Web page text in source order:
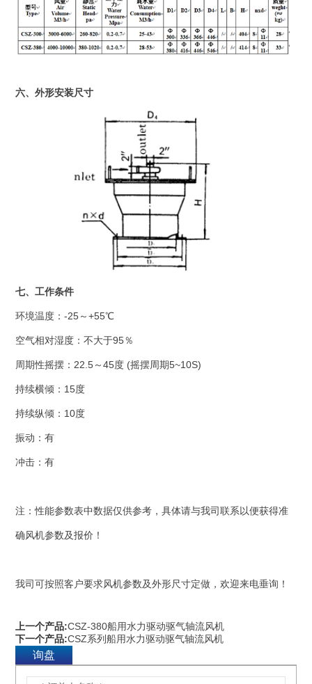
六、外形安装尺寸
七、工作条件
环境温度：-25～+55℃
空气相对湿度：不大于95％
周期性摇摆：22.5～45度 (摇摆周期5~10S)
持续横倾：15度
持续纵倾：10度
振动：有
冲击：有
注：性能参数表中数据仅供参考，具体请与我司联系以便获得准
确风机参数及报价！
我司可按照客户要求风机参数及外形尺寸定做，欢迎来电垂询！
上一个产品:CSZ-380船用水力驱动驱气轴流风机
下一个产品:CSZ系列船用水力驱动驱气轴流风机
询盘